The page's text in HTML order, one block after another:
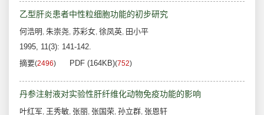
乙型肝炎患者中性粒细胞功能的初步研究
何浩明 , 朱崇尧, 苏彩女, 徐凤英, 田小平
1995, 11(3): 141-142.
摘要(2496) PDF (164KB)(752)
丹参注射液对实验性肝纤维化动物免疫功能的影响
叶红军, 王秀敏, 张丽, 张国荣, 孙立群, 张恩轩